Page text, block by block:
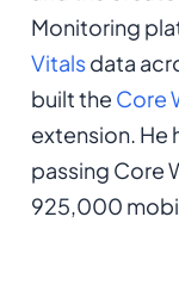
Monitoring
Vitalsdata
built the Core
extension. He
passing Core
925,000